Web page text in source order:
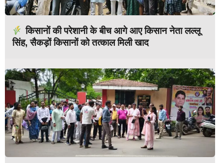
किसानों की परेशानी के बीच आगे आए किसान नेता लल्लू
सिंह, सैकड़ों किसानों को तत्काल मिली खाद